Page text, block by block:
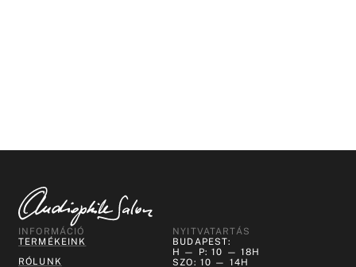
INFORMÁCIÓ
TERMÉKEINK
RÓLUNK
NYITVATARTÁS
BUDAPEST:
H — P: 10 — 18H
SZO: 10 — 14H